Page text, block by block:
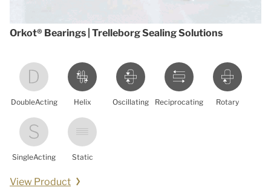
Orkot® Bearings | Trelleborg Sealing Solutions
DoubleActing Helix Oscillating Reciprocating Rotary
SingleActing Static
View Product